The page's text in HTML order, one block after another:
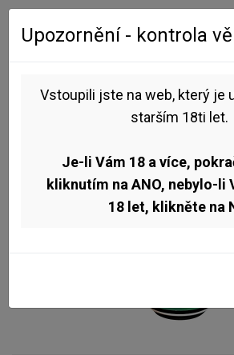
Upozornění - kontrola
Vstoupili jste na web, který je
starším 18ti let.
Je-li Vám 18 a více,
kliknutím na ANO, nebylo-li
18 let, klikněte na